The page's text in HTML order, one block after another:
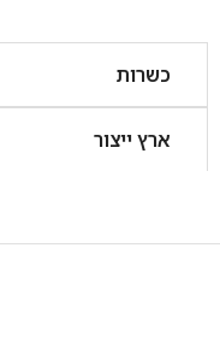
כשרות
ארץ ייצור